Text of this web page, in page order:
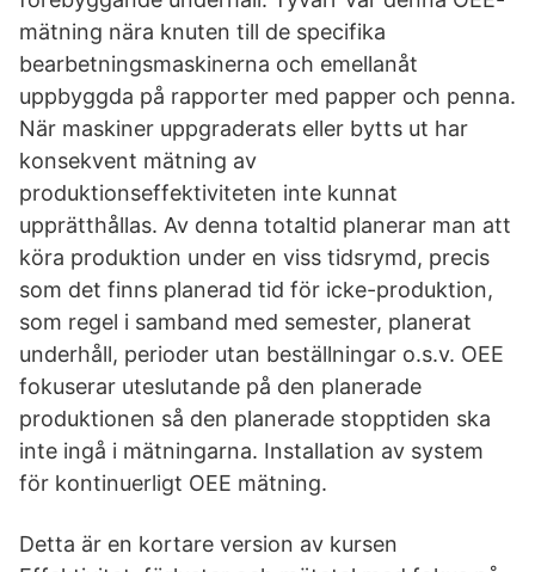
mätning nära knuten till de specifika
bearbetningsmaskinerna och emellanåt
uppbyggda på rapporter med papper och penna.
När maskiner uppgraderats eller bytts ut har
konsekvent mätning av
produktionseffektiviteten inte kunnat
upprätthållas. Av denna totaltid planerar man att
köra produktion under en viss tidsrymd, precis
som det finns planerad tid för icke-produktion,
som regel i samband med semester, planerat
underhåll, perioder utan beställningar o.s.v. OEE
fokuserar uteslutande på den planerade
produktionen så den planerade stopptiden ska
inte ingå i mätningarna. Installation av system
för kontinuerligt OEE mätning.
Detta är en kortare version av kursen